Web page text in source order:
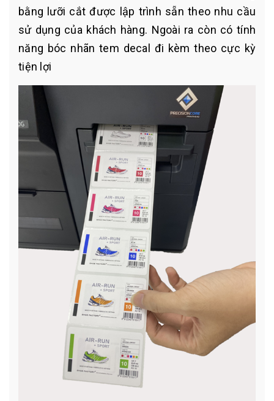
bằng lưỡi cắt được lập trình sẵn theo nhu cầu
sử dụng của khách hàng. Ngoài ra còn có tính
năng bóc nhãn tem decal đi kèm theo cực kỳ
tiện lợi